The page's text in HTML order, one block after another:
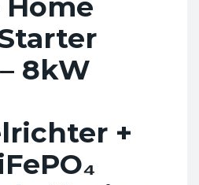
8kW
+